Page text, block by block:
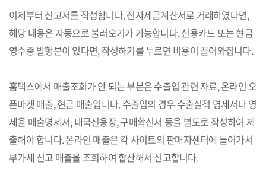
이제부터 신고서를 작성합니다. 전자세금계산서로 거래하였다면,
해당 내용은 자동으로 불러오기가 가능합니다. 신용카드 또는 현금
영수증 발행분이 있다면, 작성하기를 누르면 비용이 끌어와집니다.
홈택스에서 매출조회가 안 되는 부분은 수출입 관련 자료, 온라인 오
픈마켓 매출, 현금 매출입니다. 수출입의 경우 수출실적 명세서나 영
세율 매출명세서, 내국신용장, 구매확신서 등을 별도로 작성하여 제
출해야 합니다. 온라인 매출은 각 사이트의 판매자센터에 들어가서
부가세 신고 매출을 조회하여 합산해서 신고합니다.